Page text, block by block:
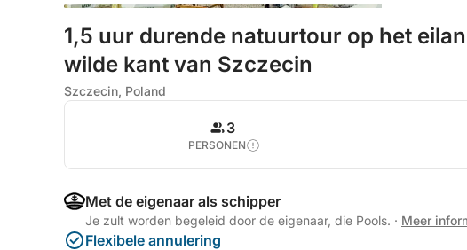
1,5 uur durende natuurtour op het
wilde kant van Szczecin
Szczecin, Poland
3
PERSONEN
Met de eigenaar als schipper
Je zult worden begeleid door de eigenaar, die Pools. · Meer
Flexibele annulering